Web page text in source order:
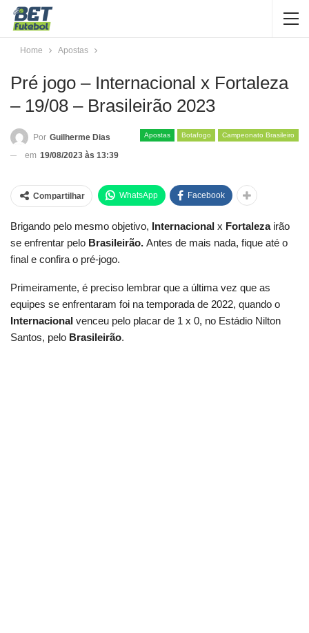
Home Apostas
Pré jogo – Internacional x Fortaleza
– 19/08 – Brasileirão 2023
Apostas Botafogo Campeonato Brasileiro
Por Guilherme Dias
em 19/08/2023 às 13:39
Compartilhar WhatsApp Facebook
Brigando pelo mesmo objetivo, Internacional x Fortaleza irão
se enfrentar pelo Brasileirão. Antes de mais nada, fique até o
final e confira o pré-jogo.
Primeiramente, é preciso lembrar que a última vez que as
equipes se enfrentaram foi na temporada de 2022, quando o
Internacional venceu pelo placar de 1 x 0, no Estádio Nilton
Santos, pelo Brasileirão.